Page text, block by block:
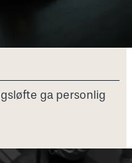
ga personlig